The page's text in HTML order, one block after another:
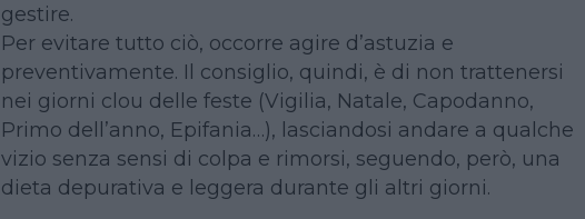
gestire.
Per evitare tutto ciò, occorre agire d’astuzia e
preventivamente. Il consiglio, quindi, è di non trattenersi
nei giorni clou delle feste (Vigilia, Natale, Capodanno,
Primo dell’anno, Epifania…), lasciandosi andare a qualche
vizio senza sensi di colpa e rimorsi, seguendo, però, una
dieta depurativa e leggera durante gli altri giorni.